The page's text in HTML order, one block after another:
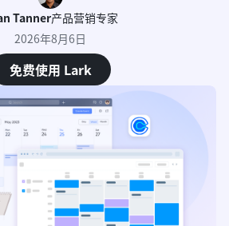
Tanner产品营销专家
2026年8月6日
免费使用 Lark